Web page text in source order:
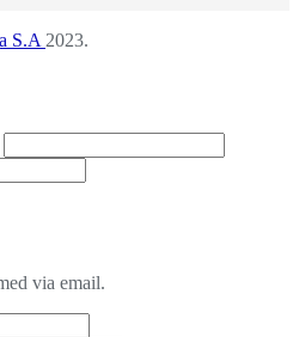
S.A2023.
via email.